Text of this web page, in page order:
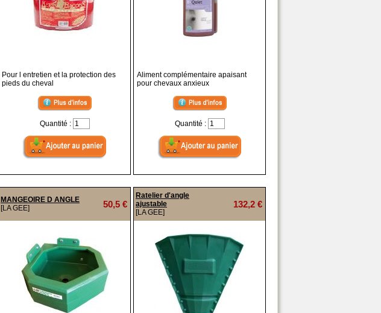
Pour l entretien et la protection des
pieds du cheval
Quantité :
Aliment complémentaire apaisant
pour chevaux anxieux
Quantité :
MANGEOIRE D ANGLE
[LA GEE]
50,5 €
Ratelier d'angle
ajustable
[LA GEE]
132,2 €